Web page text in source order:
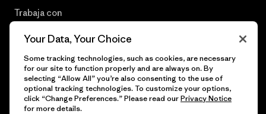
Trabaja con
© 2026 Patagonia, Inc. Todos los derechos reservados.
Your Data, Your Choice
Some tracking technologies, such as cookies, are necessary
for our site to function properly and are always on. By
selecting “Allow All” you’re also consenting to the use of
optional tracking technologies. To customize your options,
click “Change Preferences.” Please read ourPrivacy Notice
for more details.